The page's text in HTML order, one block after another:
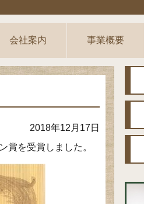
会社案内 事業概要
2018年12月17日
賞を受賞しました。